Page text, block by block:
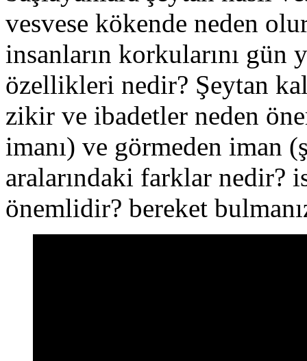
vesvese kökende neden
insanların korkularını gün
özellikleri nedir? Şeytan
zikir ve ibadetler neden
imanı) ve görmeden iman
aralarındaki farklar nedir?
önemlidir? bereket